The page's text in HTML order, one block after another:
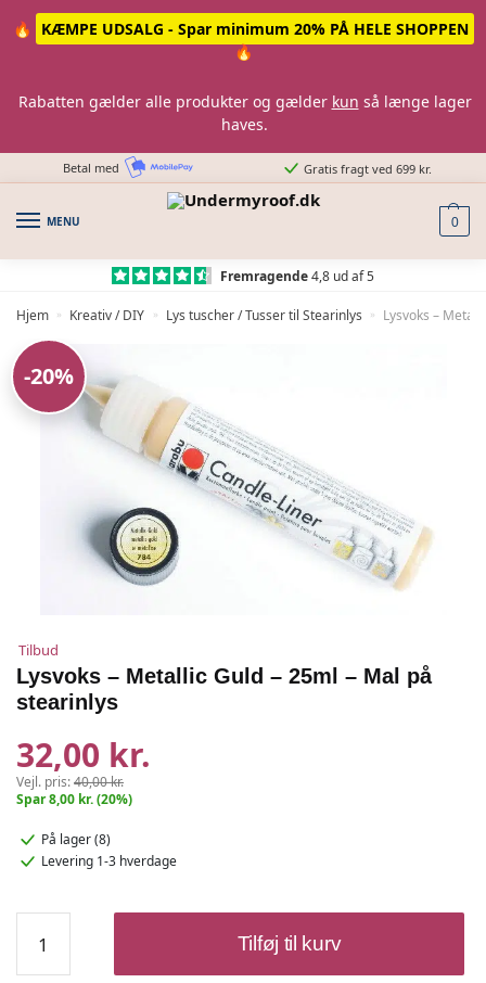
🔥
KÆMPE UDSALG - Spar minimum 20% PÅ HELE SHOPPEN
🔥
Rabatten gælder alle produkter og gælder kun så længe lager
haves.
Betal med Gratis fragt ved 699 kr.
MENU 0
Fremragende4,8 ud af 5
Hjem » Kreativ / DIY » Lys tuscher / Tusser til Stearinlys » Lysvoks –
-20%
Tilbud
Lysvoks – Metallic Guld – 25ml – Mal på
stearinlys
32,00 kr.
Vejl. pris:40,00 kr.
Spar 8,00 kr. (20%)
På lager (8)
Levering 1-3 hverdage
Metallic
Tilføj til kurv